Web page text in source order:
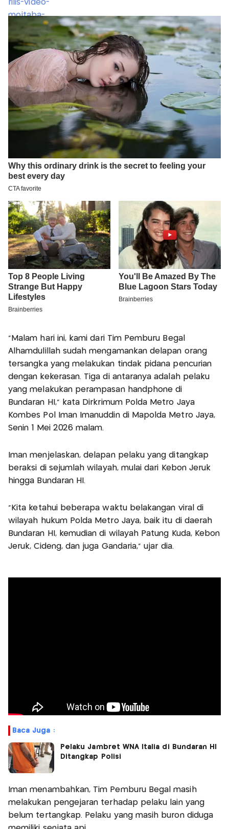
“Malam hari ini, kami dari Tim Pemburu Begal
Alhamdulillah sudah mengamankan delapan orang
tersangka yang melakukan tindak pidana pencurian
dengan kekerasan. Tiga di antaranya adalah pelaku
yang melakukan perampasan handphone di
Bundaran HI,” kata Dirkrimum Polda Metro Jaya
Kombes Pol Iman Imanuddin di Mapolda Metro Jaya,
Senin 1 Mei 2026 malam.
Iman menjelaskan, delapan pelaku yang ditangkap
beraksi di sejumlah wilayah, mulai dari Kebon Jeruk
hingga Bundaran HI.
“Kita ketahui beberapa waktu belakangan viral di
wilayah hukum Polda Metro Jaya, baik itu di daerah
Bundaran HI, kemudian di wilayah Patung Kuda, Kebon
Jeruk, Cideng, dan juga Gandaria,” ujar dia.
Baca Juga :
Pelaku Jambret WNA Italia di Bundaran HI
Ditangkap Polisi
Iman menambahkan, Tim Pemburu Begal masih
melakukan pengejaran terhadap pelaku lain yang
belum tertangkap. Pelaku yang masih buron diduga